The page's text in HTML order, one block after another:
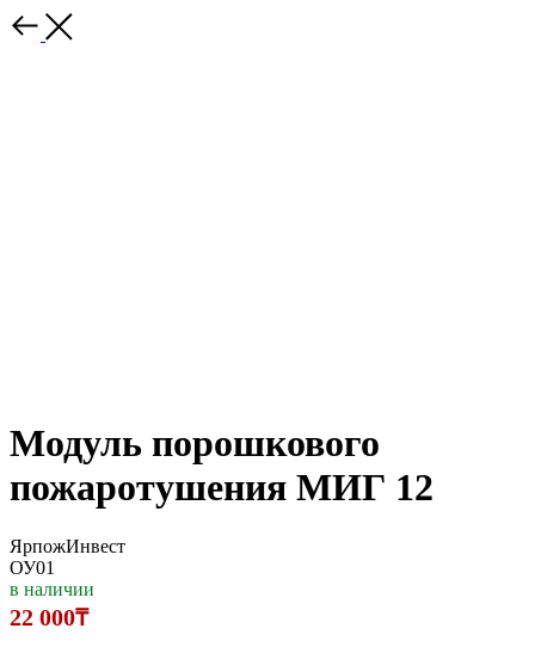
Модуль порошкового
пожаротушения МИГ 12
ЯрпожИнвест
ОУ01
в наличии
22 000₸